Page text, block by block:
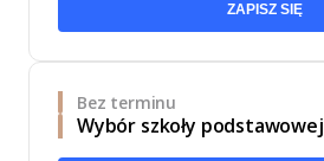
ZAPISZ SIĘ
Bez terminu
Wybór szkoły podstawowej